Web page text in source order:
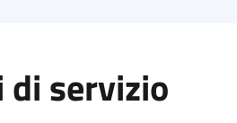
di servizio